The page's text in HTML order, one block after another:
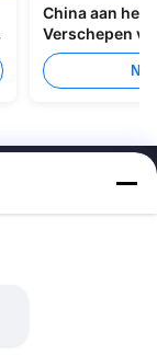
China aan het
Verschepen
Overzees
NU